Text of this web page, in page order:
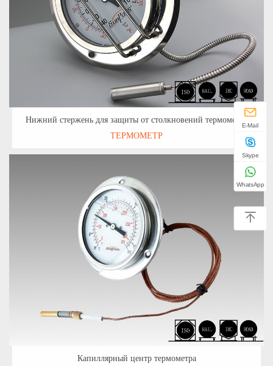
Нижний стержень для защиты от столкновений термометра
ТЕРМОМЕТР
Капиллярный центр термометра
E-Mail
Skype
WhatsApp